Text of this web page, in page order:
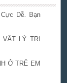
Dễ. Bạn
LÝ TRỊ
Ở TRẺ EM